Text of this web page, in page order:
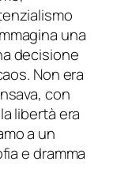
una
decisione
Non era
con
libertà era
a un
e dramma